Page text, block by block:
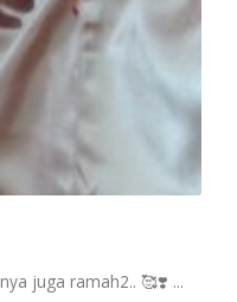
juga ramah2.. 🥰❣️ ...